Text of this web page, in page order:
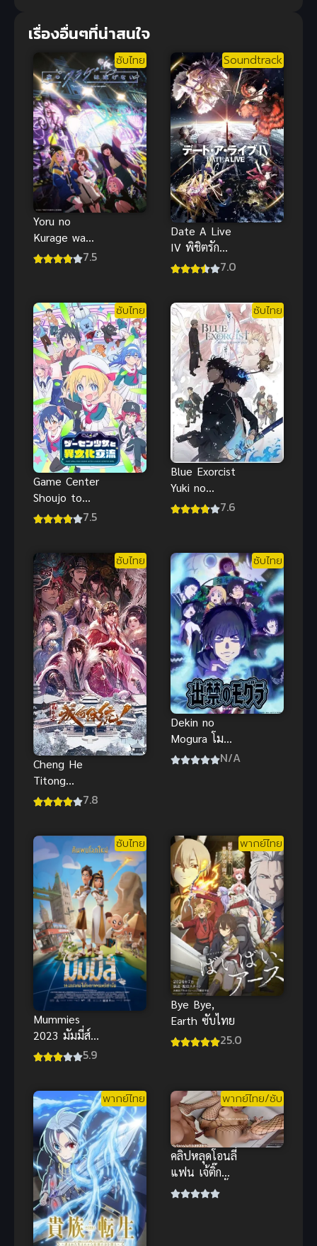
เรื่องอื่นๆที่น่าสนใจ
ซับไทย
Yoru no
Kurage wa
Oyogenai อนิ
ว่ายน้ำไม่ได้
ซับไทย
7.5
Soundtrack
Date A Live
IV พิชิตรัก
พิทักษ์โลก7.0
ซับไทย
Game Center
Shoujo to
Ibunka
วัฒนธรรมกับ
สาวเกม
เซ็นเตอร์
7.5
ซับไทย
Blue Exorcist
Yuki no
Hate-hen เอ็ก
7.6
ซับไทย
Cheng He
Titong
Season 2
2 ซับไทย
ตอนล่าสุด
7.8
ซับไทย
Dekin no
Mogura โม
กุระ เลอะหลุด
N/A
ซับไทย
Mummies
2023 มัมมี่ส์
ซับไทย
ภัยสุดแสนน่า
รัก
5.9
พากย์ไทย
Bye Bye,
Earth ซับไทย
25.0
พากย์ไทย พากย์ไทย/ซับ
คลิปหลุดโอนลี่
แฟน เจ้ติ๊ก
อมของเล่นบิ้